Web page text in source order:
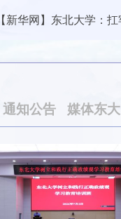
【新华网】东北大学：扛牢“育人兴邦”使
通知公告 媒体东大